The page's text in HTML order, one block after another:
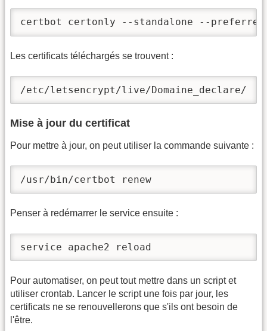
certbot certonly --standalone --
Les certificats téléchargés se trouvent :
/etc/letsencrypt/live/Domaine_declare/
Mise à jour du certificat
Pour mettre à jour, on peut utiliser la commande suivante :
/usr/bin/certbot renew
Penser à redémarrer le service ensuite :
service apache2 reload
Pour automatiser, on peut tout mettre dans un script et
utiliser crontab. Lancer le script une fois par jour, les
certificats ne se renouvellerons que s'ils ont besoin de
l'être.